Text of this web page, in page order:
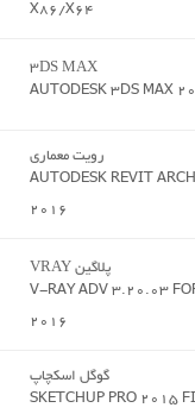
X86/X64
3DS MAX
AUTODESK 3DS MAX
رویت معماری
AUTODESK REVIT
2016
پلاگین VRAY
V-RAY ADV 3.20.03
2016
گوگل اسکچاپ
SKETCHUP PRO 2015